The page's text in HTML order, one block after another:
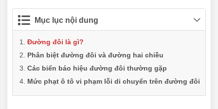
Mục lục nội dung
Đường đôi là gì?
Phân biệt đường đôi và đường hai chiều
Các biển báo hiệu đường đôi thường gặp
Mức phạt ô tô vi phạm lỗi di chuyển trên đường đôi